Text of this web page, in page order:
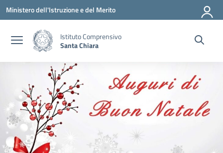
Vai ai contenuti
Vai al menu di navigazione
Vai al footer
Ministero dell'Istruzione e del Merito
Istituto Comprensivo
Santa Chiara